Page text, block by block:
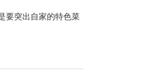
要突出自家的特色菜